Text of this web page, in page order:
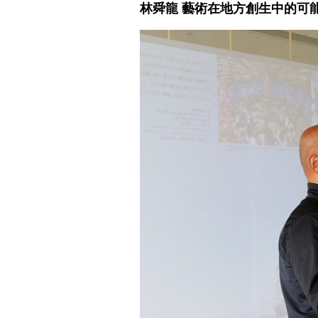
林舜龍 藝術在地方創生中的可